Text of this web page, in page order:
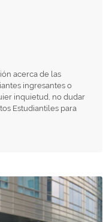
acerca de las
ingresantes o
inquietud, no dudar
Estudiantiles para